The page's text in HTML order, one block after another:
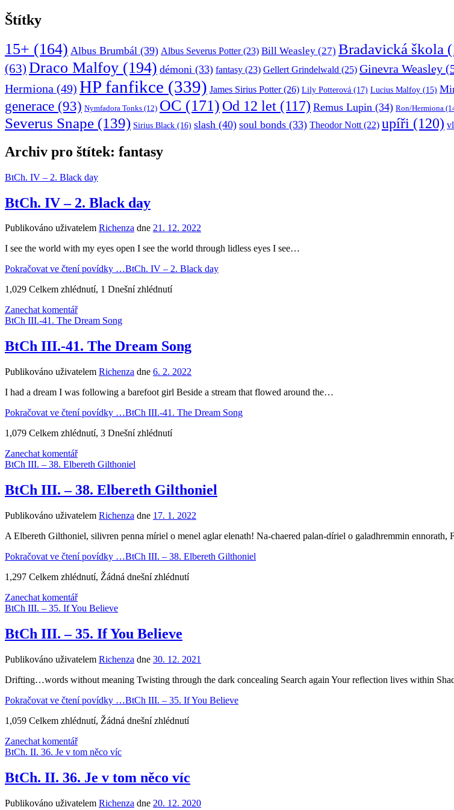
Štítky
15+ (164) Albus Brumbál (39) Albus Severus Potter(23) Bill Weasley (27) Bradavická škola
(63) Draco Malfoy (194) démoni (33) fantasy (23) Gellert Grindelwald (25) Ginevra Weasley
Hermiona (49) HP fanfikce (339) James Sirius Potter(26) Lily Potterová (17) Lucius Malfoy (15)
generace (93) Nymfadora Tonks (12) OC (171) Od 12 let (117) Remus Lupin (34) Ron/Hermiona
Severus Snape (139) Sirius Black (16) slash (40) soul bonds (33) Theodor Nott (22) upíři (120)
Archiv pro štítek: fantasy
BtCh. IV – 2. Black day
BtCh. IV – 2. Black day
Publikováno uživatelem Richenza dne 21. 12. 2022
I see the world with my eyes open I see the world through lidless eyes I see…
Pokračovat ve čtení povídky …BtCh. IV – 2. Black day
1,029 Celkem zhlédnutí, 1 Dnešní zhlédnutí
Zanechat komentář
BtCh III.-41. The Dream Song
BtCh III.-41. The Dream Song
Publikováno uživatelem Richenza dne 6. 2. 2022
I had a dream I was following a barefoot girl Beside a stream that flowed around the…
Pokračovat ve čtení povídky …BtCh III.-41. The Dream Song
1,079 Celkem zhlédnutí, 3 Dnešní zhlédnutí
Zanechat komentář
BtCh III. – 38. Elbereth Gilthoniel
BtCh III. – 38. Elbereth Gilthoniel
Publikováno uživatelem Richenza dne 17. 1. 2022
A Elbereth Gilthoniel, silivren penna míriel o menel aglar elenath! Na-chaered palan-díriel o galadhremmin ennorath,
Pokračovat ve čtení povídky …BtCh III. – 38. Elbereth Gilthoniel
1,297 Celkem zhlédnutí, Žádná dnešní zhlédnutí
Zanechat komentář
BtCh III. – 35. If You Believe
BtCh III. – 35. If You Believe
Publikováno uživatelem Richenza dne 30. 12. 2021
Drifting…words without meaning Twisting through the dark concealing Search again Your reflection lives within
Pokračovat ve čtení povídky …BtCh III. – 35. If You Believe
1,059 Celkem zhlédnutí, Žádná dnešní zhlédnutí
Zanechat komentář
BtCh. II. 36. Je v tom něco víc
BtCh. II. 36. Je v tom něco víc
Publikováno uživatelem Richenza dne 20. 12. 2020